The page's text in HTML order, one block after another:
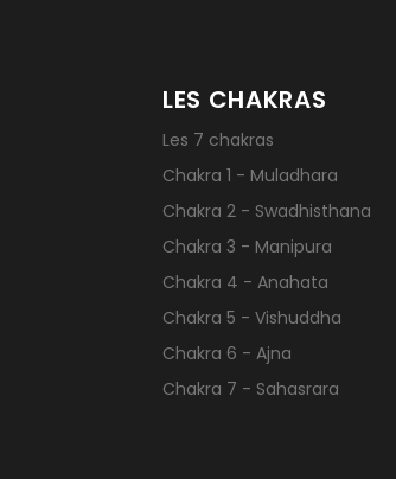
LES CHAKRAS
Les 7 chakras
Chakra 1 - Muladhara
Chakra 2 - Swadhisthana
Chakra 3 - Manipura
Chakra 4 - Anahata
Chakra 5 - Vishuddha
Chakra 6 - Ajna
Chakra 7 - Sahasrara